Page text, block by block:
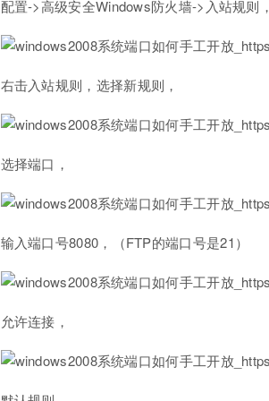
配置->高级安全Windows防火墙->入站规则
右击入站规则，选择新规则，
选择端口，
输入端口号8080，（FTP的端口号是21）
允许连接，